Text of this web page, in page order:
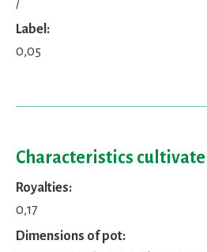
/
Label:
0,05
Characteristics cultivate
Royalties:
0,17
Dimensions of pot: